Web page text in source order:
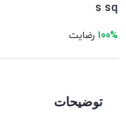
s sq
100% رضایت
توضیحات